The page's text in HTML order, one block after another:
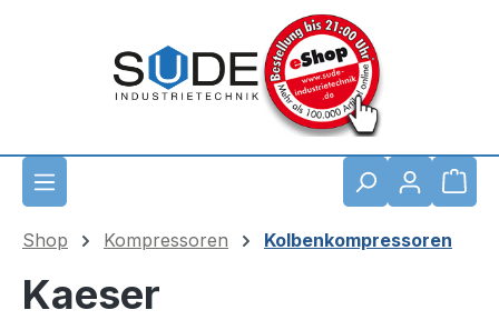
Shop Kompressoren Kolbenkompressoren
Kaeser